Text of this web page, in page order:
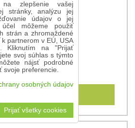
pončo Jednorožce
13,25 €
na zlepšenie vašej
stránky, analýzu jej
údajov o jej
môžeme použiť
strán a zhromaždené
partnerom v EÚ, USA
Kliknutím na "Prijať
svoj súhlas s týmto
nájsť podrobné
svoje preferencie.
osobných údajov
Prijať všetky cookies